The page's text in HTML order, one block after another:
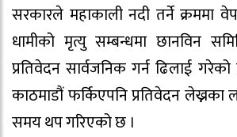
सरकारले महाकाली नदी तर्ने क्रममा
धामीको मृत्यु सम्बन्धमा छानविन
प्रतिवेदन सार्वजनिक गर्न ढिलाई
काठमाडौं फर्किएपनि प्रतिवेदन लेख्नका
समय थप गरिएको छ ।